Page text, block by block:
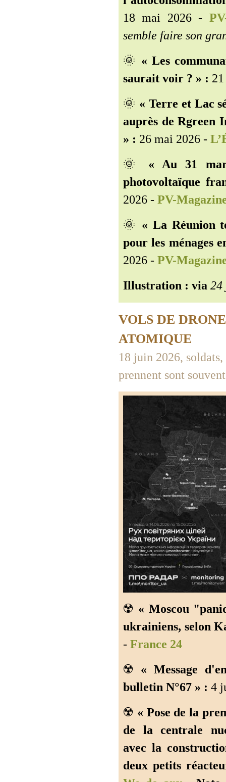
18 mai 2026 -
semble faire son
🌞 « Les
saurait voir ? » :
🌞 « Terre et Lac
auprès de Rgreen
» : 26 mai 2026 -
🌞 « Au 31
photovoltaïque
2026 - PV-
🌞 « La Réunion
pour les ménages
2026 - PV-
Illustration : via 24
VOLS DE
ATOMIQUE
18 juin 2026,
prennent sont
☢️ « Moscou
ukrainiens, selon
- France 24
☢️ « Message
bulletin N°67 » : 4
☢️ « Pose de la
de la centrale
avec la
deux petits